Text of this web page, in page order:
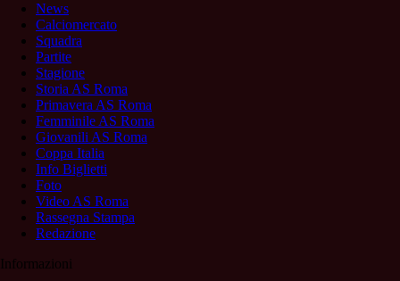
News
Calciomercato
Squadra
Partite
Stagione
Storia AS Roma
Primavera AS Roma
Femminile AS Roma
Giovanili AS Roma
Coppa Italia
Info Biglietti
Foto
Video AS Roma
Rassegna Stampa
Redazione
Informazioni